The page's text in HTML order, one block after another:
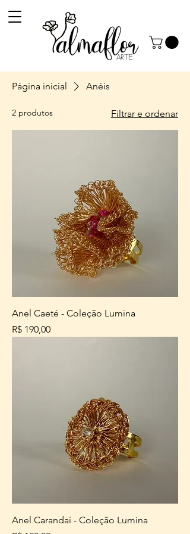
Página inicial Anéis
2 produtos Filtrar e ordenar
Anel Caeté - Coleção Lumina
Preço
R$ 190,00
Anel Carandaí - Coleção Lumina